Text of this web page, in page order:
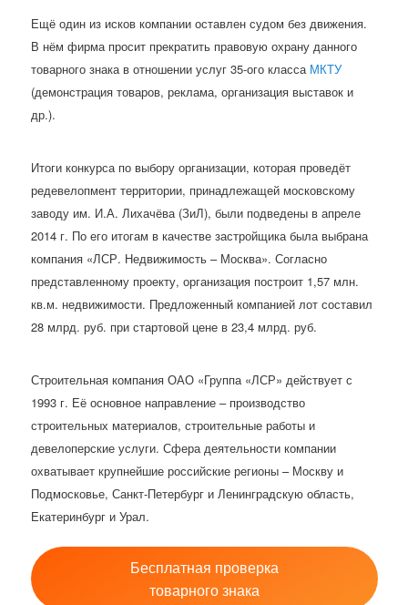
Ещё один из исков компании оставлен судом без движения.
В нём фирма просит прекратить правовую охрану данного
товарного знака в отношении услуг 35-ого класса МКТУ
(демонстрация товаров, реклама, организация выставок и
др.).
Итоги конкурса по выбору организации, которая проведёт
редевелопмент территории, принадлежащей московскому
заводу им. И.А. Лихачёва (ЗиЛ), были подведены в апреле
2014 г. По его итогам в качестве застройщика была выбрана
компания «ЛСР. Недвижимость – Москва». Согласно
представленному проекту, организация построит 1,57 млн.
кв.м. недвижимости. Предложенный компанией лот составил
28 млрд. руб. при стартовой цене в 23,4 млрд. руб.
Строительная компания ОАО «Группа «ЛСР» действует с
1993 г. Её основное направление – производство
строительных материалов, строительные работы и
девелоперские услуги. Сфера деятельности компании
охватывает крупнейшие российские регионы – Москву и
Подмосковье, Санкт-Петербург и Ленинградскую область,
Екатеринбург и Урал.
Бесплатная проверка
товарного знака